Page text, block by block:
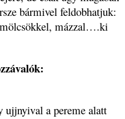
bármivel feldobhatjuk:
mázzal….ki
a pereme alatt